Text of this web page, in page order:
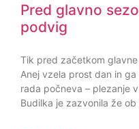
Pred glavno
podvig
Tik pred začetkom
Anej vzela prost dan in
rada počneva – plezanje
Budilka je zazvonila že